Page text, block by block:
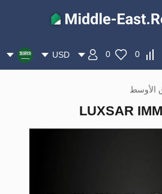
0
0
USD
الأوسط
LUXSAR